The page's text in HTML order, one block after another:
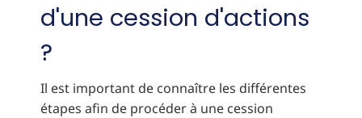
d'une cession d'actions
?
Il est important de connaître les différentes
étapes afin de procéder à une cession